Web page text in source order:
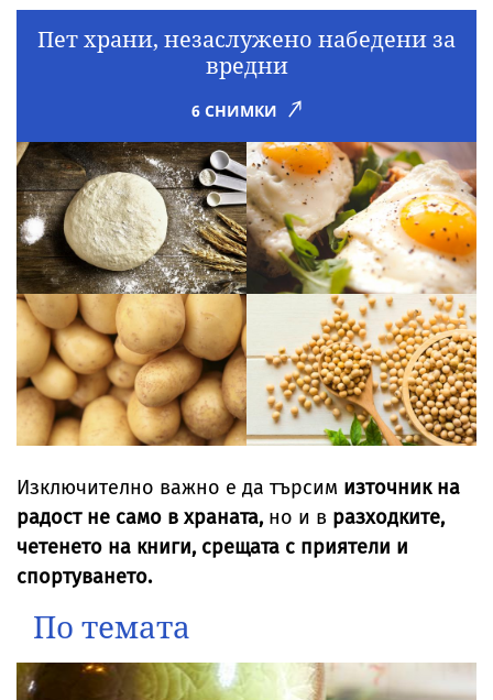
Пет храни, незаслужено набедени за
вредни
6 СНИМКИ
Изключително важно е да търсим източник на
радост не само в храната, но и в разходките,
четенето на книги, срещата с приятели и
спортуването.
По темата